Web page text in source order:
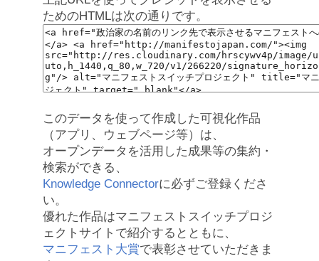
ためのHTMLは次の通りです。
このデータを使って作成した可視化作品
（アプリ、ウェブページ等）は、
オープンデータを活用した成果等の集約・
検索ができる、
Knowledge Connectorに必ずご登録くださ
い。
優れた作品はマニフェストスイッチプロジ
ェクトサイトで紹介するとともに、
マニフェスト大賞で表彰させていただきま